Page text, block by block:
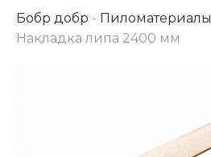
Бобр добр - Пиломатериалы
Накладка липа 2400 мм